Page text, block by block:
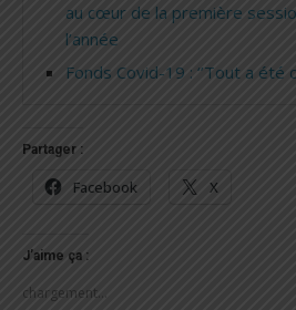
au cœur de la première
l’année
Fonds Covid-19 : ‘’Tout a été
Partager :
Facebook X
J’aime ça :
chargement…